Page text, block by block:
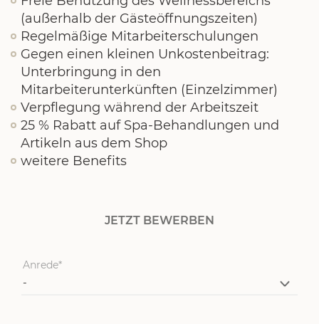
(außerhalb der Gästeöffnungszeiten)
Regelmäßige Mitarbeiterschulungen
Gegen einen kleinen Unkostenbeitrag:
Unterbringung in den
Mitarbeiterunterkünften (Einzelzimmer)
Verpflegung während der Arbeitszeit
25 % Rabatt auf Spa-Behandlungen und
Artikeln aus dem Shop
weitere Benefits
JETZT BEWERBEN
Anrede